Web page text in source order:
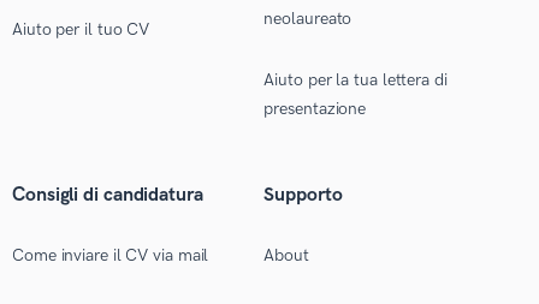
Aiuto per il tuo CV
neolaureato
Aiuto per la tua lettera di
presentazione
Consigli di candidatura
Come inviare il CV via mail
Supporto
About